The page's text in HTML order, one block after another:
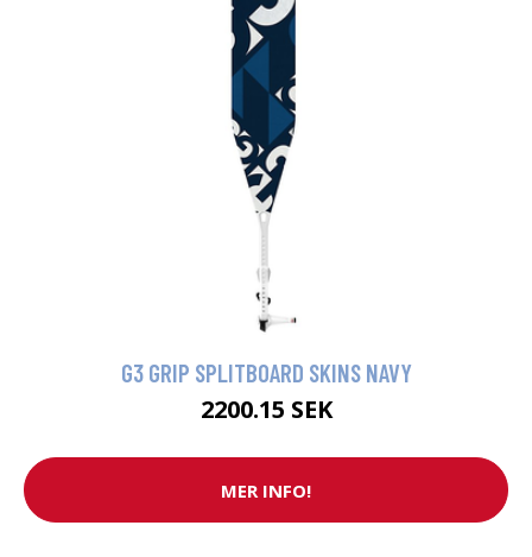
G3 GRIP SPLITBOARD SKINS NAVY
2200.15 SEK
MER INFO!